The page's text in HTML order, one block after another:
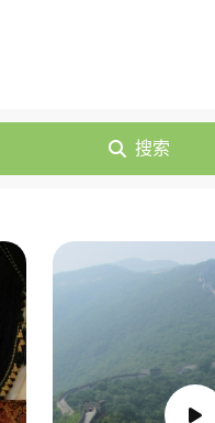
搜索